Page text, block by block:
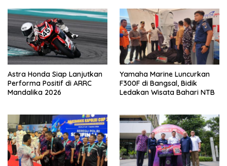
Astra Honda Siap Lanjutkan
Performa Positif di ARRC
Mandalika 2026
Yamaha Marine Luncurkan
F300F di Bangsal, Bidik
Ledakan Wisata Bahari NTB